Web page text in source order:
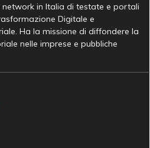
network in Italia di testate e portali
Digitale e
Ha la missione di diffondere la
nelle imprese e pubbliche